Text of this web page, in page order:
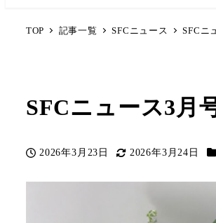
TOP 記事一覧 SFCニュース SFCニ
SFCニュース3月
投稿日
2026年3月23日
更新日
2026年3月24日